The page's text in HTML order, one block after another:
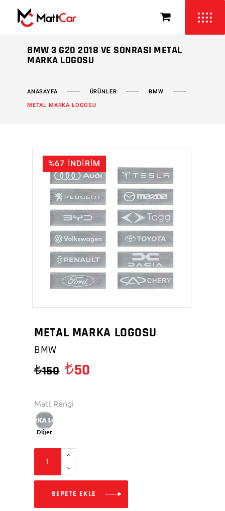
BMW 3 G20 2018 VE SONRASI METAL
MARKA LOGOSU
ANASAYFA ÜRÜNLER
BMW
METAL MARKA LOGOSU
%67 İNDİRİM
METAL MARKA LOGOSU
BMW
150 50
Matt Rengi
Diğer
SEPETE EKLE